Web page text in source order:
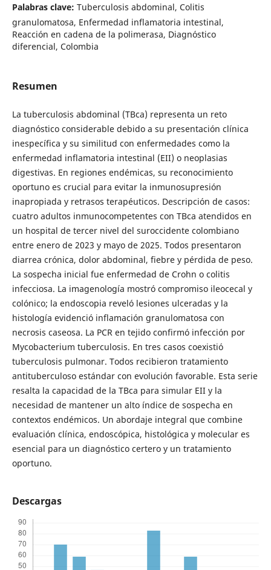
Palabras clave: Tuberculosis abdominal, Colitis
granulomatosa, Enfermedad inflamatoria intestinal,
Reacción en cadena de la polimerasa, Diagnóstico
diferencial, Colombia
Resumen
La tuberculosis abdominal (TBca) representa un reto
diagnóstico considerable debido a su presentación clínica
inespecífica y su similitud con enfermedades como la
enfermedad inflamatoria intestinal (EII) o neoplasias
digestivas. En regiones endémicas, su reconocimiento
oportuno es crucial para evitar la inmunosupresión
inapropiada y retrasos terapéuticos. Descripción de casos:
cuatro adultos inmunocompetentes con TBca atendidos en
un hospital de tercer nivel del suroccidente colombiano
entre enero de 2023 y mayo de 2025. Todos presentaron
diarrea crónica, dolor abdominal, fiebre y pérdida de peso.
La sospecha inicial fue enfermedad de Crohn o colitis
infecciosa. La imagenología mostró compromiso ileocecal y
colónico; la endoscopia reveló lesiones ulceradas y la
histología evidenció inflamación granulomatosa con
necrosis caseosa. La PCR en tejido confirmó infección por
Mycobacterium tuberculosis. En tres casos coexistió
tuberculosis pulmonar. Todos recibieron tratamiento
antituberculoso estándar con evolución favorable. Esta serie
resalta la capacidad de la TBca para simular EII y la
necesidad de mantener un alto índice de sospecha en
contextos endémicos. Un abordaje integral que combine
evaluación clínica, endoscópica, histológica y molecular es
esencial para un diagnóstico certero y un tratamiento
oportuno.
Descargas